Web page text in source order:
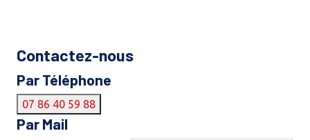
Contactez-nous
Par Téléphone
07 86 40 59 88
Par Mail